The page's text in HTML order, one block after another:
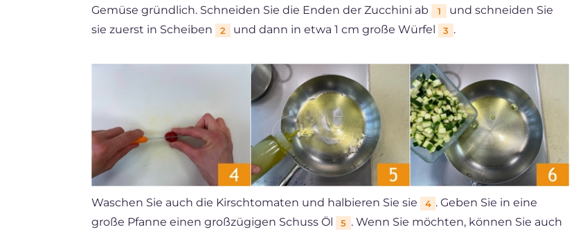
Gemüse gründlich. Schneiden Sie die Enden der Zucchini ab
1
und schneiden Sie
sie zuerst in Scheiben
2 und dann in etwa 1 cm große Würfel 3 .
Waschen Sie auch die Kirschtomaten und halbieren Sie sie 4 . Geben Sie in eine
große Pfanne einen großzügigen Schuss Öl
5 . Wenn Sie möchten, können Sie auch